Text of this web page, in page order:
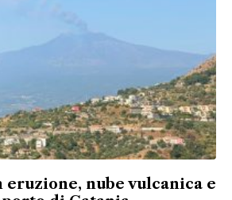
eruzione, nube vulcanica e